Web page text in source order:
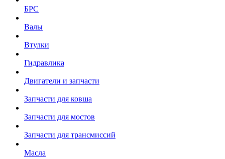
БРС
Валы
Втулки
Гидравлика
Двигатели и запчасти
Запчасти для ковша
Запчасти для мостов
Запчасти для трансмиссий
Масла